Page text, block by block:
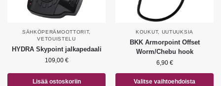
SÄHKÖPERÄMOOTTORIT,
VETOUISTELU
HYDRA Skypoint jalkapedaali
109,00 €
Lisää ostoskoriin
KOUKUT, UUTUUKSIA
BKK Armorpoint Offset
Worm/Chebu hook
6,90 €
Valitse vaihtoehdoista